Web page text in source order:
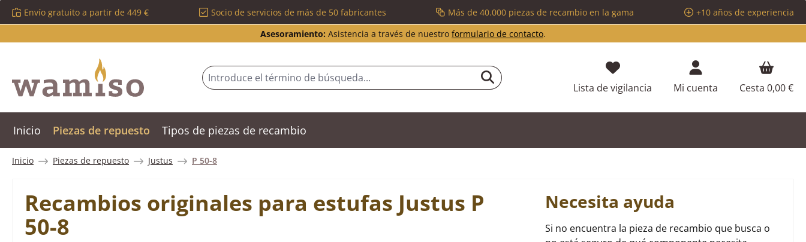
al contenido principal
Saltar a la búsqueda
Saltar a la navegación principal
Envío gratuito a partir de 449 € Socio de servicios de más de 50 fabricantes Más de 40.000 piezas de recambio en la gama
+10 años de experiencia
Asesoramiento: Asistencia a través de nuestro formulario de contacto.
Lista de vigilancia Tienes 0 artículos en tu lista de
Mi cuenta Cesta 0,00 €
Inicio Piezas de repuesto Tipos de piezas de recambio
Inicio Piezas de repuesto Justus P 50-8
Recambios originales para estufas Justus P
50-8
Necesita ayuda
Si no encuentra la pieza de recambio que busca o